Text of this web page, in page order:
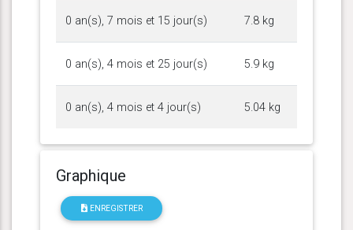
0 an(s), 7 mois et 15 jour(s) 7.8 kg
0 an(s), 4 mois et 25 jour(s) 5.9 kg
0 an(s), 4 mois et 4 jour(s) 5.04 kg
Graphique
ENREGISTRER